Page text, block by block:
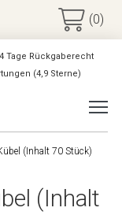
(0)
Tage Rückgaberecht
(4,9 Sterne)
(Inhalt 70 Stück)
(Inhalt